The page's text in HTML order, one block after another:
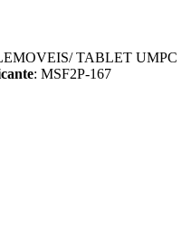
TABLET UMPC
: MSF2P-167